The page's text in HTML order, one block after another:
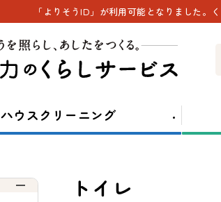
「よりそうID」が利用可能となりました。
ハウスクリーニング
トイレ